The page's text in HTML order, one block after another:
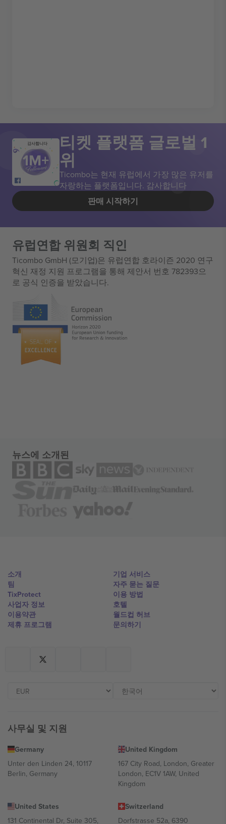
감사합니다 티켓 플랫폼 글로벌 1
위
Ticombo는 현재 유럽에서 가장 많은 유저를
자랑하는 플랫폼입니다. 감사합니다
판매 시작하기
유럽연합 위원회 직인
Ticombo GmbH (모기업)은 유럽연합 호라이즌 2020 연구
혁신 재정 지원 프로그램을 통해 제안서 번호 782393으
로 공식 인증을 받았습니다.
뉴스에 소개된
소개
팀
TixProtect
사업자 정보
이용약관
제휴 프로그램
기업 서비스
자주 묻는 질문
이용 방법
호텔
월드컵 허브
문의하기
사무실 및 지원
Germany
Unter den Linden 24, 10117
Berlin, Germany
United Kingdom
167 City Road, London, Greater
London, EC1V 1AW, United
Kingdom
United States
131 Continental Dr, Suite 305,
Switzerland
Dorfstrasse 52a, 6390